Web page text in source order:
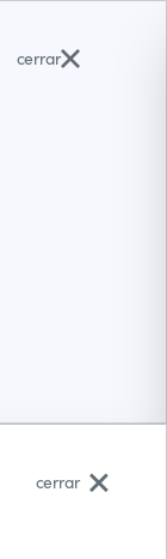
cerrar
cerrar